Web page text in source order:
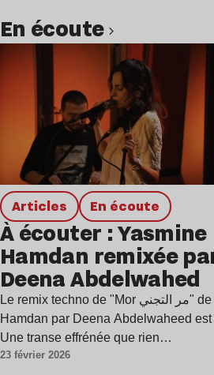
en écoute
Articles en écoute
À écouter : Yasmine
Hamdan remixée
Deena Abdelwahed
Le remix techno de "Mor مر التجني" de Yasmine
Hamdan par Deena Abdelwaheed
Une transe effrénée que rien…
23 février 2026